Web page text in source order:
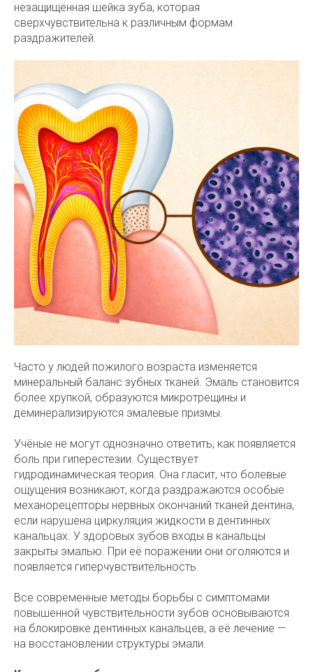
незащищённая шейка зуба, которая
сверхчувствительна к различным формам
раздражителей.
Часто у людей пожилого возраста изменяется
минеральный баланс зубных тканей. Эмаль становится
более хрупкой, образуются микротрещины и
деминерализируются эмалевые призмы.
Учёные не могут однозначно ответить, как появляется
боль при гиперестезии. Существует
гидродинамическая теория. Она гласит, что болевые
ощущения возникают, когда раздражаются особые
механорецепторы нервных окончаний тканей дентина,
если нарушена циркуляция жидкости в дентинных
канальцах. У здоровых зубов входы в канальцы
закрыты эмалью. При её поражении они оголяются и
появляется гиперчувствительность.
Все современные методы борьбы с симптомами
повышенной чувствительности зубов основываются
на блокировке дентинных канальцев, а её лечение —
на восстановлении структуры эмали.